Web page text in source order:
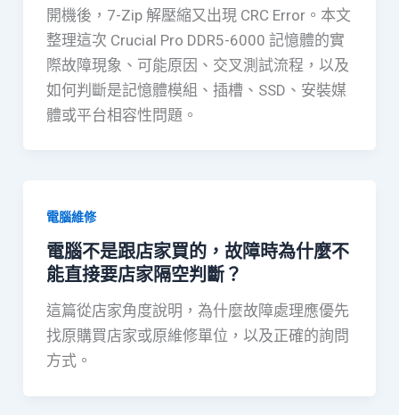
開機後，7-Zip 解壓縮又出現 CRC Error。本文
整理這次 Crucial Pro DDR5-6000 記憶體的實
際故障現象、可能原因、交叉測試流程，以及
如何判斷是記憶體模組、插槽、SSD、安裝媒
體或平台相容性問題。
電腦維修
電腦不是跟店家買的，故障時為什麼不
能直接要店家隔空判斷？
這篇從店家角度說明，為什麼故障處理應優先
找原購買店家或原維修單位，以及正確的詢問
方式。